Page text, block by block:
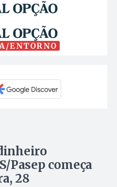
ENTORNO
Pasep começa
28